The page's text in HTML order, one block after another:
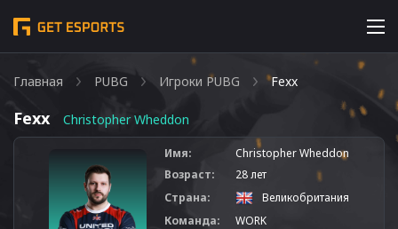
Главная PUBG Игроки PUBG Fexx
Fexx Christopher Wheddon
Имя:
Christopher Wheddon
Возраст:
28 лет
Страна:
Великобритания
Команда:
WORK